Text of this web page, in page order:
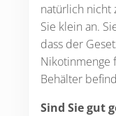
natürlich nicht
Sie klein an.
dass der
Nikotinmenge
Behälter
Sind Sie gut